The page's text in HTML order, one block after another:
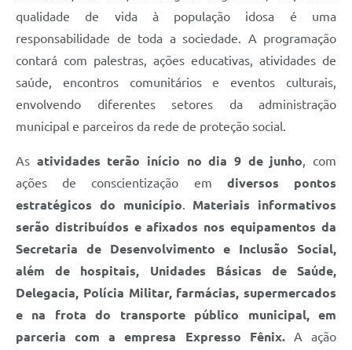
qualidade de vida à população idosa é uma
responsabilidade de toda a sociedade. A programação
contará com palestras, ações educativas, atividades de
saúde, encontros comunitários e eventos culturais,
envolvendo diferentes setores da administração
municipal e parceiros da rede de proteção social.
As atividades terão início no dia 9 de junho , com
ações de conscientização em diversos pontos
estratégicos do município
Materiais informativos
serão distribuídos e afixados nos equipamentos da
Secretaria de Desenvolvimento e Inclusão Social,
além de hospitais, Unidades Básicas de Saúde,
Delegacia, Polícia Militar, farmácias, supermercados
e na frota do transporte público municipal, em
parceria com a empresa Expresso Fênix. A ação